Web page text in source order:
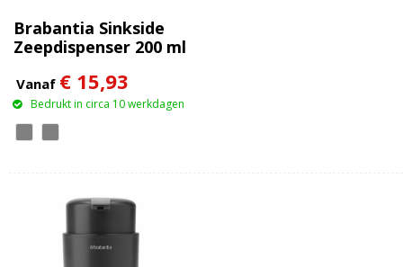
Brabantia Sinkside
Zeepdispenser 200 ml
Vanaf € 15,93
Bedrukt in circa 10 werkdagen